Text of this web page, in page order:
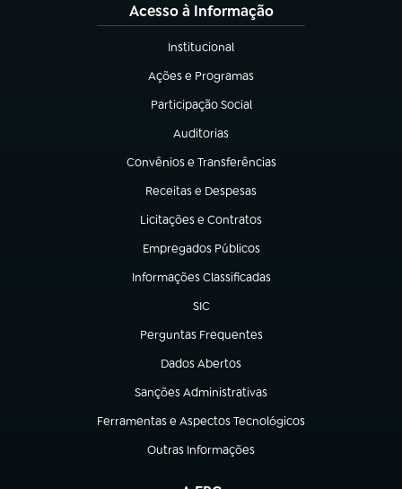
Acesso à Informação
Institucional
(abre em nova aba)
Ações e Programas
(abre em nova aba)
Participação Social
(abre em nova aba)
Auditorias
(abre em nova aba)
Convênios e Transferências
(abre em nova aba)
Receitas e Despesas
(abre em nova aba)
Licitações e Contratos
(abre em nova aba)
Empregados Públicos
(abre em nova aba)
Informações Classificadas
(abre em nova aba)
SIC
(abre em nova aba)
Perguntas Frequentes
(abre em nova aba)
Dados Abertos
(abre em nova aba)
Sanções Administrativas
(abre em nova aba)
Ferramentas e Aspectos Tecnológicos
(abre em nova aba)
Outras Informações
(abre em nova aba)